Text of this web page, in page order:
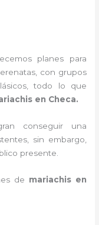
planes para
con grupos
todo lo que
en Checa.
conseguir una
sin embargo,
presente.
de mariachis en